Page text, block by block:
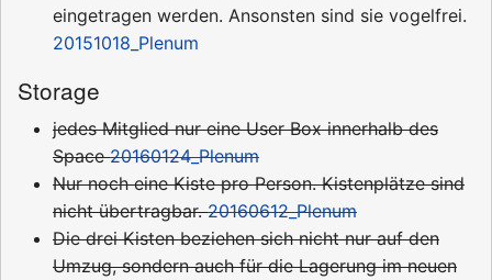
eingetragen werden. Ansonsten sind sie vogelfrei.
20151018_Plenum
Storage
jedes Mitglied nur eine User Box innerhalb des
Space20160124_Plenum
Nur noch eine Kiste pro Person. Kistenplätze sind
nicht übertragbar.20160612_Plenum
Die drei Kisten beziehen sich nicht nur auf den
Umzug, sondern auch für die Lagerung im neuen